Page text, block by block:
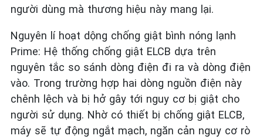
người dùng mà thương hiệu này mang lại.
Nguyên lí hoạt dộng chống giật bình nóng lạnh
Prime: Hệ thống chống giật ELCB dựa trên
nguyên tắc so sánh dòng điện đi ra và dòng điện
vào. Trong trường hợp hai dòng nguồn điện này
chênh lệch và bị hở gây tới nguy cơ bị giật cho
người sử dụng. Nhờ có thiết bị chống giật ELCB,
máy sẽ tự động ngắt mạch, ngăn cản nguy cơ rò